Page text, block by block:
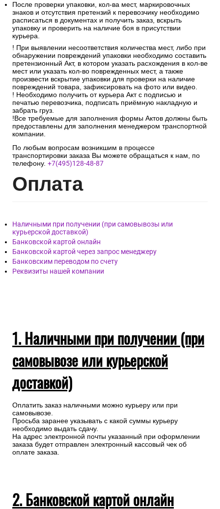
После проверки упаковки, кол-ва мест, маркировочных
знаков и отсутствия претензий к перевозчику необходимо
расписаться в документах и получить заказ, вскрыть
упаковку и проверить на наличие боя в присутствии
курьера.
! При выявлении несоответствия количества мест, либо при
обнаружении повреждений упаковки необходимо составить
претензионный Акт, в котором указать расхождения в кол-ве
мест или указать кол-во поврежденных мест, а также
произвести вскрытие упаковки для проверки на наличие
повреждений товара, зафиксировать на фото или видео.
! Необходимо получить от курьера Акт с подписью и
печатью перевозчика, подписать приёмную накладную и
забрать груз.
!Все требуемые для заполнения формы Актов должны быть
предоставлены для заполнения менеджером транспортной
компании.
По любым вопросам возникшим в процессе
транспортировки заказа Вы можете обращаться к нам, по
телефону. +7(495)128-48-87
Оплата
Наличными при получении (при самовывозы или
курьерской доставкой)
Банковской картой онлайн
Банковской картой через запрос менеджеру
Банковским переводом по счету
Реквизиты нашей компании
1. Наличными при получении (при
самовывозе или курьерской
доставкой)
Оплатить заказ наличными можно курьеру или при
самовывозе.
Просьба заранее указывать с какой суммы курьеру
необходимо выдать сдачу.
На адрес электронной почты указанный при оформлении
заказа будет отправлен электронный кассовый чек об
оплате заказа.
2. Банковской картой онлайн